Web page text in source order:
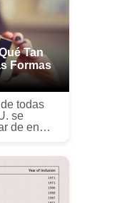
Tan
Formas
todas
se
de en
por